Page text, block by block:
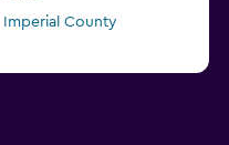
County